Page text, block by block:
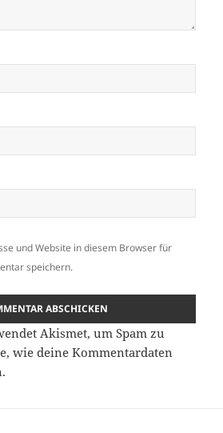
und Website in diesem Browser für
speichern.
Akismet, um Spam zu
wie deine Kommentardaten